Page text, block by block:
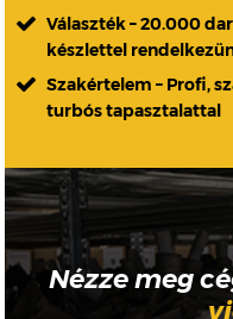
Választék – 20.000
készlettel
Szakértelem – Profi,
turbós tapasztalattal
Nézze meg